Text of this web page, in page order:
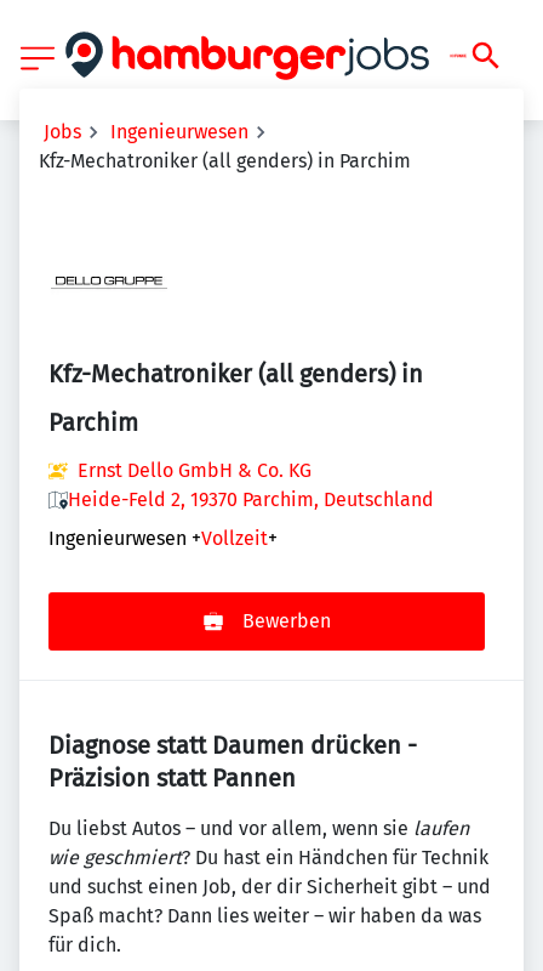
Jobs
Ingenieurwesen
Kfz-Mechatroniker (all genders) in Parchim
Kfz-Mechatroniker (all genders) in
Parchim
Ernst Dello GmbH & Co. KG
Heide-Feld 2, 19370 Parchim, Deutschland
Ingenieurwesen +Vollzeit+
Bewerben
Diagnose statt Daumen drücken -
Präzision statt Pannen
Du liebst Autos – und vor allem, wenn sie laufen
wie geschmiert? Du hast ein Händchen für Technik
und suchst einen Job, der dir Sicherheit gibt – und
Spaß macht? Dann lies weiter – wir haben da was
für dich.